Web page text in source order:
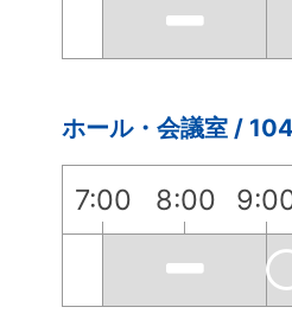
ホール・会議室 /
7:00 8:00